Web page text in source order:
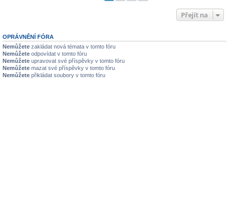
Přejít na
OPRÁVNĚNÍ FÓRA
Nemůžete zakládat nová témata v tomto fóru
Nemůžete odpovídat v tomto fóru
Nemůžete upravovat své příspěvky v tomto fóru
Nemůžete mazat své příspěvky v tomto fóru
Nemůžete přikládat soubory v tomto fóru